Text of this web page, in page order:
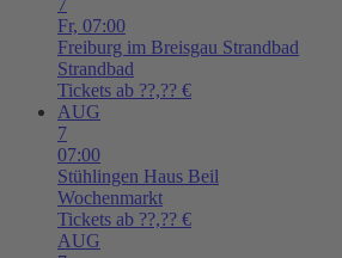
Fr, 07:00
Freiburg im Breisgau Strandbad
Strandbad
Tickets ab ??,?? €
AUG
7
07:00
Stühlingen Haus Beil
Wochenmarkt
Tickets ab ??,?? €
AUG